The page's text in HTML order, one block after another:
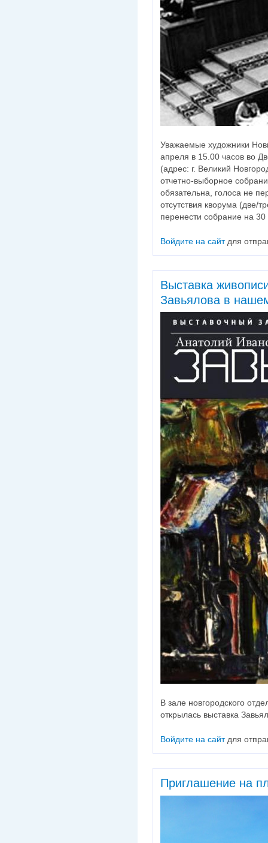
Уважаемые художники
апреля в 15.00 часов во
(адрес: г. Великий
отчетно-выборное
обязательна, голоса не
отсутствия кворума (две/
перенести собрание на
Войдите на сайтдля
Выставка
Завьялова в
В зале новгородского
открылась выставка
Войдите на сайтдля
Приглашение на